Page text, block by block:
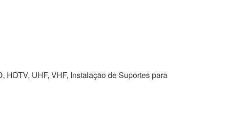
HDTV, UHF, VHF, Instalação de Suportes para